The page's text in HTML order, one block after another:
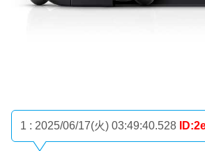
1 : 2025/06/17(火) 03:49:40.528